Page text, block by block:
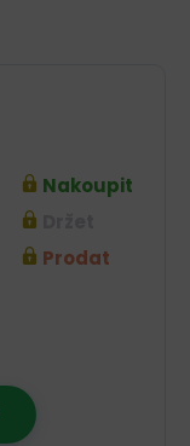
Nakoupit
Prodat